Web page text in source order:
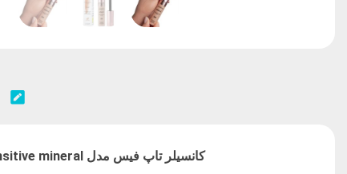
کانسیلر تاپ فیس مدل sensitive mineral